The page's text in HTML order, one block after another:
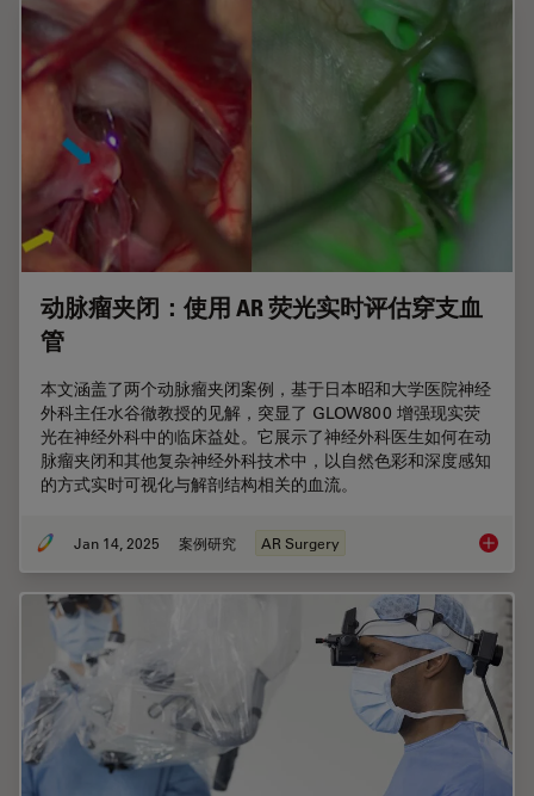
动脉瘤夹闭：使用 AR 荧光实时评估穿支血
管
本文涵盖了两个动脉瘤夹闭案例，基于日本昭和大学医院神经
外科主任水谷徹教授的见解，突显了 GLOW800 增强现实荧
光在神经外科中的临床益处。它展示了神经外科医生如何在动
脉瘤夹闭和其他复杂神经外科技术中，以自然色彩和深度感知
的方式实时可视化与解剖结构相关的血流。
Jan 14, 2025 案例研究 AR Surgery 动脉瘤